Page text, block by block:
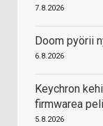
7.8.2026
Doom pyörii
6.8.2026
Keychron
firmwarea
5.8.2026